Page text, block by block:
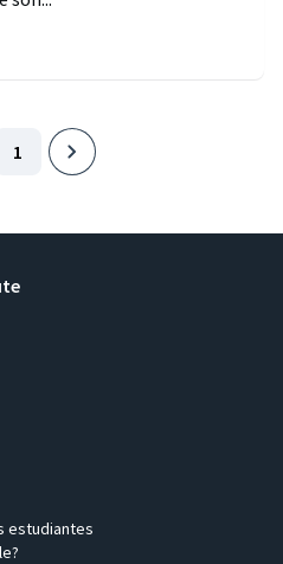
1
estudiantes